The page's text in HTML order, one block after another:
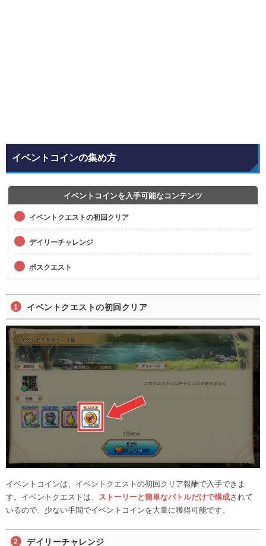
イベントコインの集め方
イベントコインを入手可能なコンテンツ
イベントクエストの初回クリア
デイリーチャレンジ
ボスクエスト
イベントクエストの初回クリア
イベントコインは、イベントクエストの初回クリア報酬で入手できま
す。イベントクエストは、
ストーリーと簡単なバトルだけで構成されて
いるので、少ない手間でイベントコインを大量に獲得可能です。
デイリーチャレンジ